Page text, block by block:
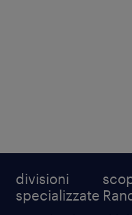
divisioni
specializzate